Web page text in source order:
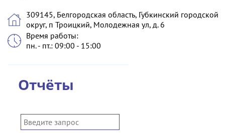
309145, Белгородская область, Губкинский городской
округ, п Троицкий, Молодежная ул, д. 6
Время работы:
пн. - пт.: 09:00 - 15:00
Отчёты